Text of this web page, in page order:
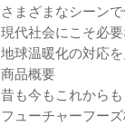
さまざまなシーン
現代社会にこそ必
地球温暖化の対応
商品概要
昔も今もこれから
フューチャーフー